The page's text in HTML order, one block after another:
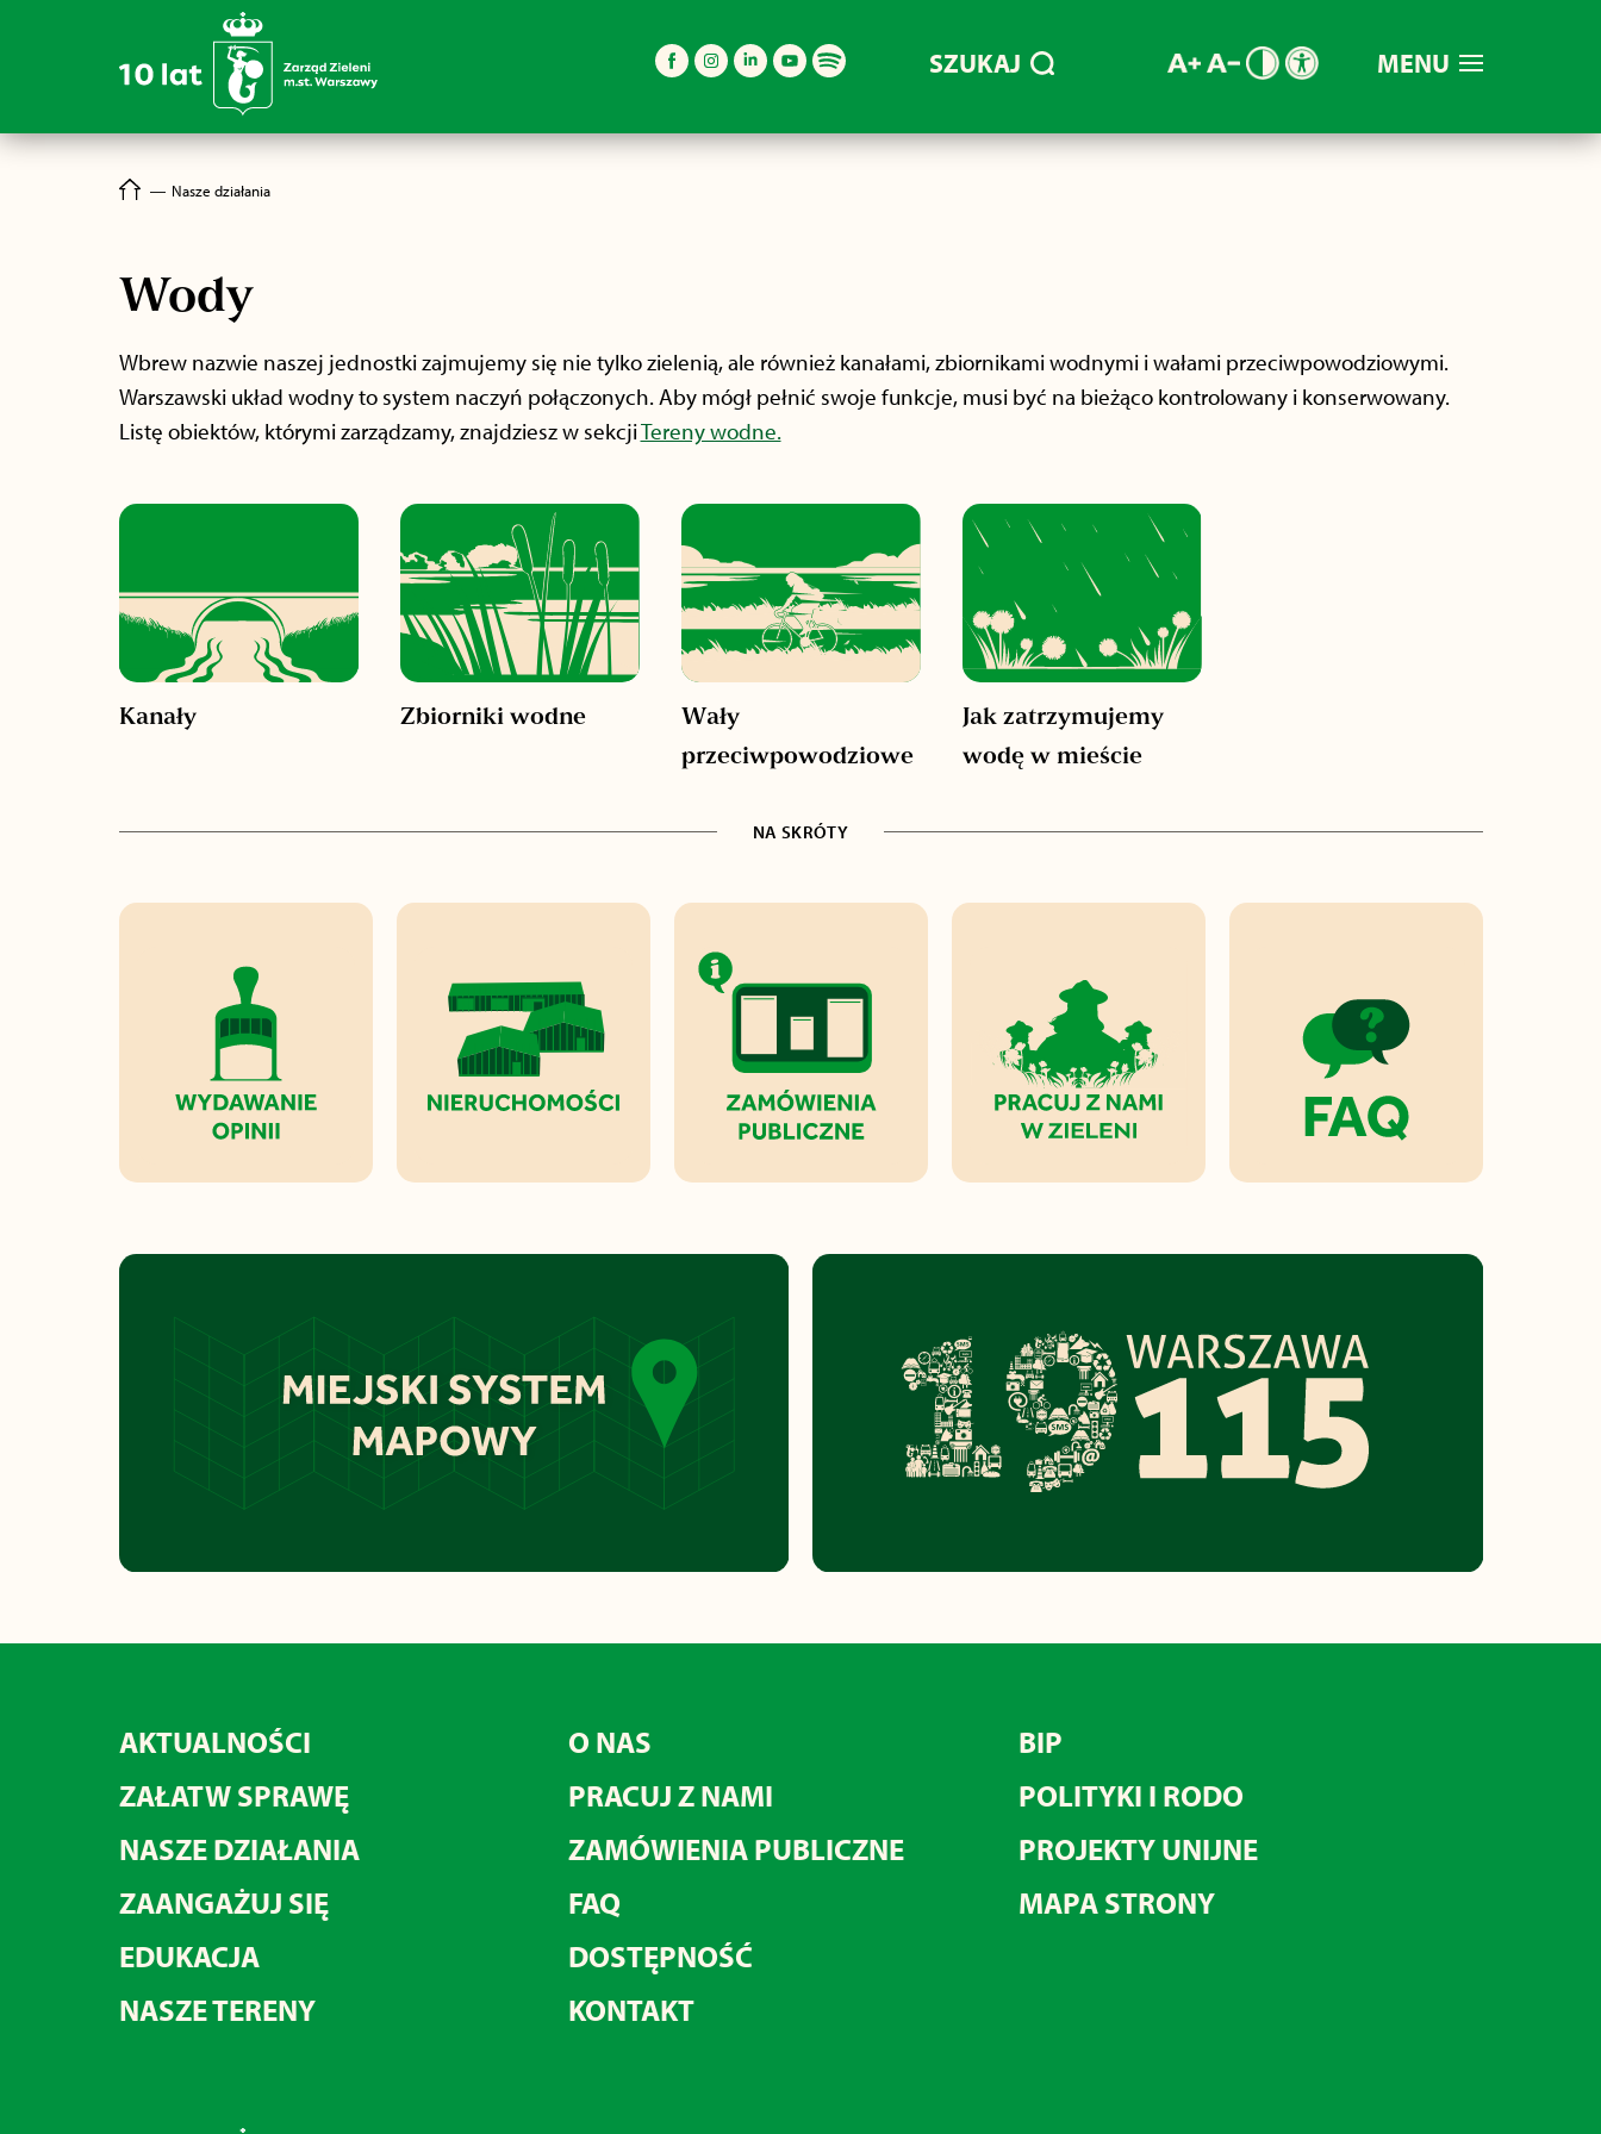
MENU
SZUKAJ
― Nasze działania
Wody
Wbrew nazwie naszej jednostki zajmujemy się nie tylko zielenią, ale również kanałami, zbiornikami wodnymi i wałami przeciwpowodziowymi.
Warszawski układ wodny to system naczyń połączonych. Aby mógł pełnić swoje funkcje, musi być na bieżąco kontrolowany i konserwowany.
Listę obiektów, którymi zarządzamy, znajdziesz w sekcjiTereny wodne.
Kanały Zbiorniki wodne
Wały
przeciwpowodziowe
Jak zatrzymujemy
wodę w mieście
NA SKRÓTY
AKTUALNOŚCI
ZAŁATW SPRAWĘ
NASZE DZIAŁANIA
ZAANGAŻUJ SIĘ
EDUKACJA
NASZE TERENY
O NAS
PRACUJ Z NAMI
ZAMÓWIENIA PUBLICZNE
FAQ
DOSTĘPNOŚĆ
KONTAKT
BIP
POLITYKI I RODO
PROJEKTY UNIJNE
MAPA STRONY